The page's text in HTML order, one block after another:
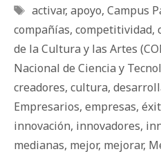
Etiquetas
activar, apoyo, Campus
compañías, competitividad,
de la Cultura y las Artes
Nacional de Ciencia y
creadores, cultura,
Empresarios, empresas,
innovación, innovadores,
medianas, mejor, mejorar,